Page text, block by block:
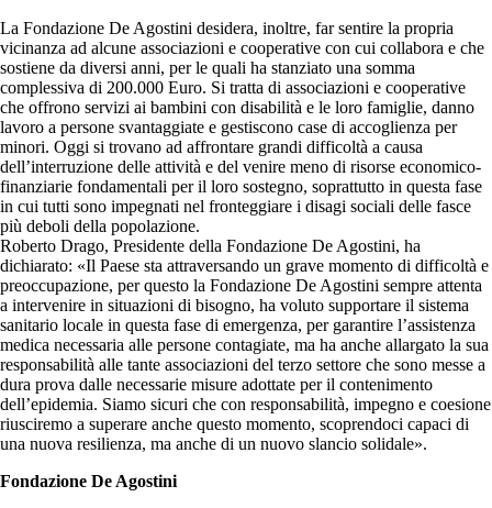
La Fondazione De Agostini desidera, inoltre, far sentire la propria
vicinanza ad alcune associazioni e cooperative con cui collabora e che
sostiene da diversi anni, per le quali ha stanziato una somma
complessiva di 200.000 Euro. Si tratta di associazioni e cooperative
che offrono servizi ai bambini con disabilità e le loro famiglie, danno
lavoro a persone svantaggiate e gestiscono case di accoglienza per
minori. Oggi si trovano ad affrontare grandi difficoltà a causa
dell’interruzione delle attività e del venire meno di risorse economico-
finanziarie fondamentali per il loro sostegno, soprattutto in questa fase
in cui tutti sono impegnati nel fronteggiare i disagi sociali delle fasce
più deboli della popolazione.
Roberto Drago, Presidente della Fondazione De Agostini, ha
dichiarato: «Il Paese sta attraversando un grave momento di difficoltà e
preoccupazione, per questo la Fondazione De Agostini sempre attenta
a intervenire in situazioni di bisogno, ha voluto supportare il sistema
sanitario locale in questa fase di emergenza, per garantire l’assistenza
medica necessaria alle persone contagiate, ma ha anche allargato la sua
responsabilità alle tante associazioni del terzo settore che sono messe a
dura prova dalle necessarie misure adottate per il contenimento
dell’epidemia. Siamo sicuri che con responsabilità, impegno e coesione
riusciremo a superare anche questo momento, scoprendoci capaci di
una nuova resilienza, ma anche di un nuovo slancio solidale».
Fondazione De Agostini